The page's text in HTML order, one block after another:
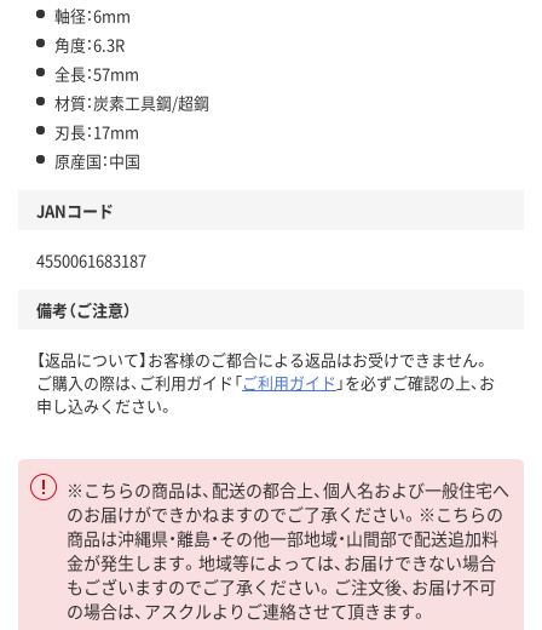
軸径：6mm
角度：6.3R
全長：57mm
材質：炭素工具鋼/超鋼
刃長：17mm
原産国：中国
JANコード
4550061683187
備考（ご注意）
【返品について】お客様のご都合による返品はお受けできません。
ご購入の際は、ご利用ガイド「ご利用ガイド 」を必ずご確認の上、お
申し込みください。
※こちらの商品は、配送の都合上、個人名および一般住宅へ
のお届けができかねますのでご了承ください。※こちらの
商品は沖縄県・離島・その他一部地域・山間部で配送追加料
金が発生します。地域等によっては、お届けできない場合
もございますのでご了承ください。ご注文後、お届け不可
の場合は、アスクルよりご連絡させて頂きます。